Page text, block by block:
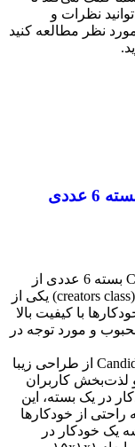
نظرات و
نظر مطالعه کنید
محصول خودکار سی.کلاس مدل Candid بسته 6 عددی از
برند سی.کلاس یا همان کریتورز کلاس (creators class) یکی از
با کیفیت بالا
و مورد توجه در
بسته 6 عددی خودکار سی.کلاس مدل Candid از طراحی زیبا
لذت‌بخش کاربران
داشتن 6 عدد خودکار در یک بسته، این
از خودکارها
یک خودکار در